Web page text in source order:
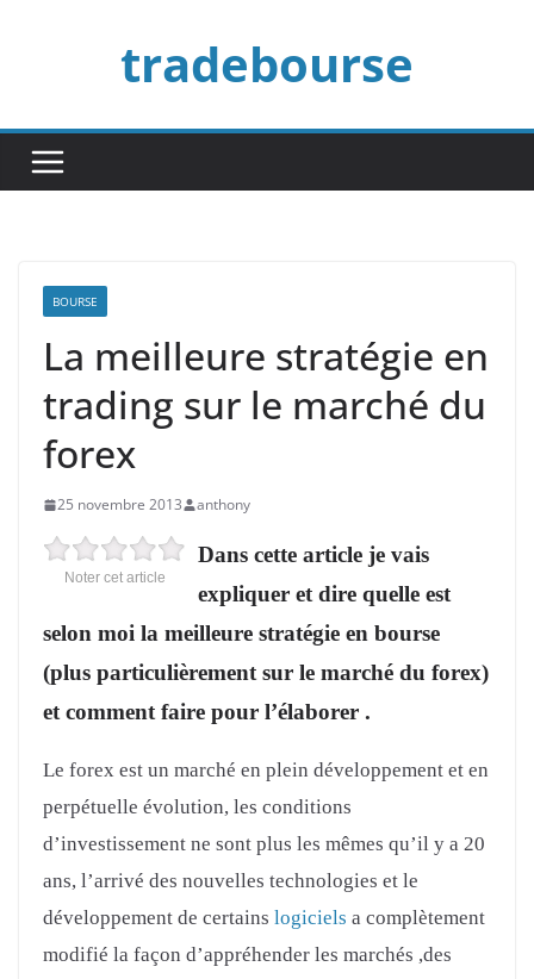
tradebourse
BOURSE
La meilleure stratégie en
trading sur le marché du
forex
25 novembre 2013 anthony
Noter cet article
Dans cette article je vais
expliquer et dire quelle est
selon moi la meilleure stratégie en bourse
(plus particulièrement sur le marché du forex)
et comment faire pour l’élaborer .
Le forex est un marché en plein développement et en
perpétuelle évolution, les conditions
d’investissement ne sont plus les mêmes qu’il y a 20
ans, l’arrivé des nouvelles technologies et le
développement de certains logiciels a complètement
modifié la façon d’appréhender les marchés ,des